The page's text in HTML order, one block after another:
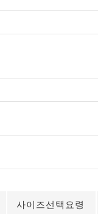
사이즈선택요령